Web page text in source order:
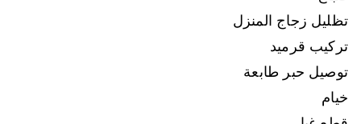
تظليل زجاج المنزل
تركيب قرميد
توصيل حبر طابعة
خيام